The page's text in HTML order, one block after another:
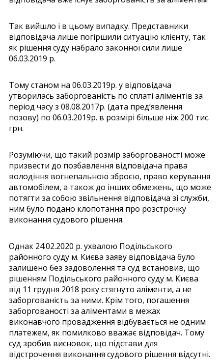
Так вийшло і в цьому випадку. Представники
відповідача лише погіршили ситуацію клієнту, так
як рішення суду набрало законної сили лише
06.03.2019 р.
Тому станом на 06.03.2019р. у відповідача
утворилась заборгованість по сплаті аліментів за
період часу з 08.08.2017р. (дата пред’явлення
позову) по 06.03.2019р. в розмірі більше ніж 200 тис.
грн.
Розуміючи, що такий розмір заборгованості може
призвести до позбавлення відповідача права
володіння вогнепальною зброєю, право керування
автомобілем, а також до інших обмежень, що може
потягти за собою звільнення відповідача зі служби,
ним було подано клопотання про розстрочку
виконання судового рішення.
Однак 24.02.2020 р. ухвалою Подільського
районного суду м. Києва заяву відповідача було
залишено без задоволення та суд встановив, що
рішенням Подільського районного суду м. Києва
від 11 грудня 2018 року стягнуто аліменти, а не
заборгованість за ними. Крім того, погашення
заборгованості за аліментами в межах
виконавчого провадження відбувається не одним
платежем, як помилково вважає відповідач. Тому
суд зробив висновок, що підстави для
відстрочення виконання судового рішення відсутні.